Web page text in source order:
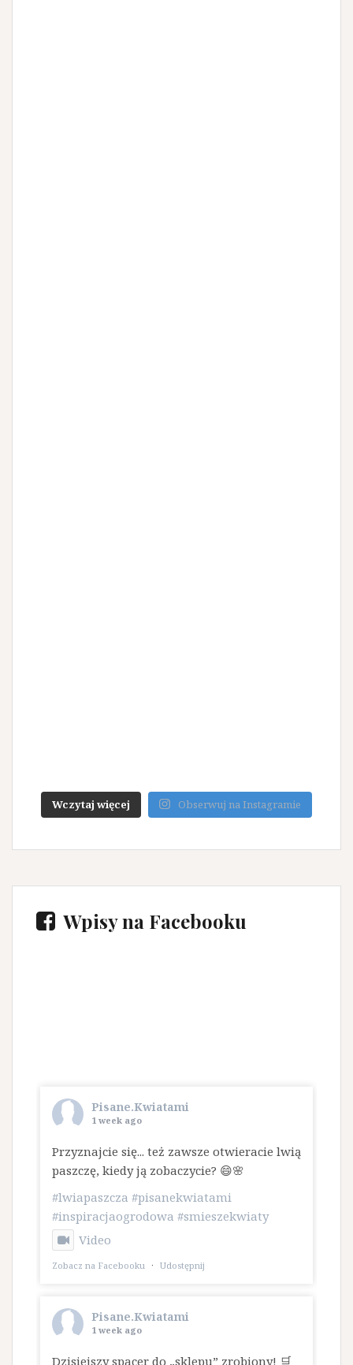
Wczytaj więcej Obserwuj na Instagramie
Wpisy na Facebooku
Pisane.Kwiatami
1 week ago
Przyznajcie się... też zawsze otwieracie lwią
paszczę, kiedy ją zobaczycie? 😄🌸
#lwiapaszcza #pisanekwiatami
#inspiracjaogrodowa #smieszekwiaty
Video
Zobacz na Facebooku · Udostępnij
Pisane.Kwiatami
1 week ago
Dzisiejszy spacer do „sklepu” zrobiony! 🛒